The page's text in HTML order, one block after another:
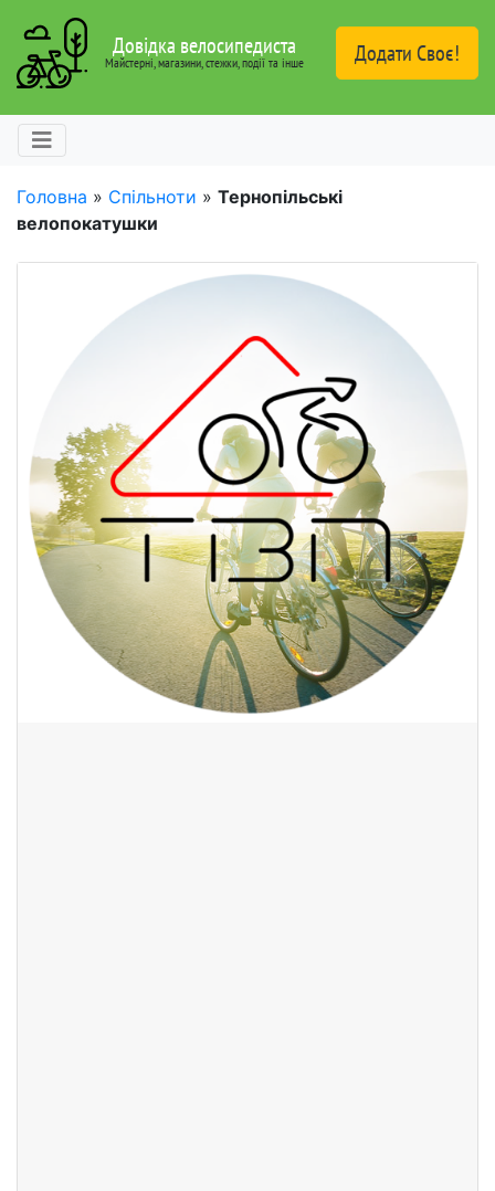
Довідка велосипедиста
Майстерні, магазини, стежки, події та інше Додати Своє!
Головна » Спільноти » Тернопільські
велопокатушки